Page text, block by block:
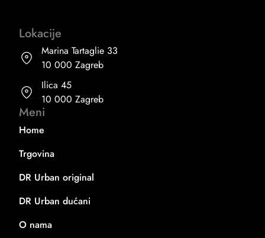
Lokacije
Marina Tartaglie 33
10 000 Zagreb
Ilica 45
10 000 Zagreb
Meni
Home
Trgovina
DR Urban original
DR Urban dućani
O nama